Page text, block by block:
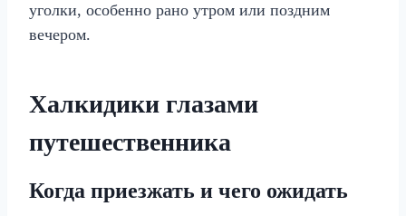
уголки, особенно рано утром или поздним
вечером.
Халкидики глазами
путешественника
Когда приезжать и чего ожидать